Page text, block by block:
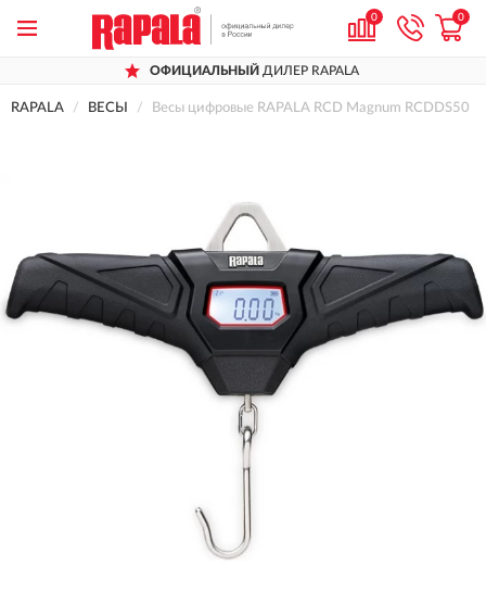
0 0
ОФИЦИАЛЬНЫЙ ДИЛЕР RAPALA
RAPALA ВЕСЫ Весы цифровые RAPALA RCD Magnum RCDDS50